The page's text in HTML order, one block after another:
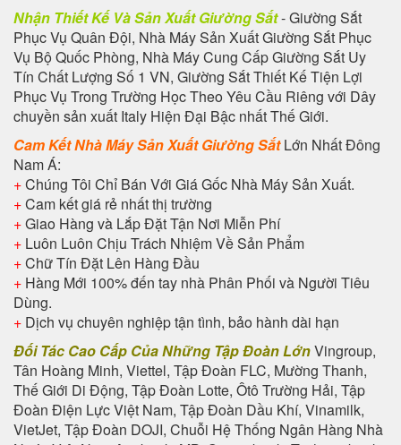
Nhận Thiết Kế Và Sản Xuất Giường Sắt- Giường Sắt
Phục Vụ Quân Đội, Nhà Máy Sản Xuất Giường Sắt Phục
Vụ Bộ Quốc Phòng, Nhà Máy Cung Cấp Giường Sắt Uy
Tín Chất Lượng Số 1 VN, Giường Sắt Thiết Kế Tiện Lợi
Phục Vụ Trong Trường Học Theo Yêu Cầu Riêng với Dây
chuyền sản xuất Italy Hiện Đại Bậc nhất Thế Giới.
Cam Kết Nhà Máy Sản Xuất Giường SắtLớn Nhất Đông
Nam Á:
+Chúng Tôi Chỉ Bán Với Giá Gốc Nhà Máy Sản Xuất.
+Cam kết giá rẻ nhất thị trường
+Giao Hàng và Lắp Đặt Tận Nơi Miễn Phí
+ Luôn Luôn Chịu Trách Nhiệm Về Sản Phẩm
+Chữ Tín Đặt Lên Hàng Đầu
+ Hàng Mới 100% đến tay nhà Phân Phối và Người Tiêu
Dùng.
+ Dịch vụ chuyên nghiệp tận tình, bảo hành dài hạn
Đối Tác Cao Cấp Của Những Tập Đoàn LớnVingroup,
Tân Hoàng Minh, Viettel, Tập Đoàn FLC, Mường Thanh,
Thế Giới Di Động, Tập Đoàn Lotte, Ôtô Trường Hải, Tập
Đoàn Điện Lực Việt Nam, Tập Đoàn Dầu Khí, Vinamilk,
VietJet, Tập Đoàn DOJI, Chuỗi Hệ Thống Ngân Hàng Nhà